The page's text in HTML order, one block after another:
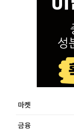
마켓
금융